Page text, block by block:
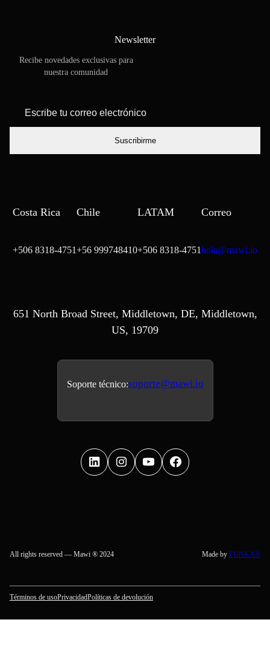
Newsletter
Recibe novedades exclusivas para
nuestra comunidad
correo
Costa Rica
+506 8318-4751
Chile
+56 999748410
LATAM
+506 8318-4751
Correo
hola@mawi.io
651 North Broad Street, Middletown, DE, Middletown,
US, 19709
Soporte técnico:soporte@mawi.io
All rights reserved — Mawi ® 2024
Términos de usoPrivacidadPolíticas de devolución
Made by FUNKA®